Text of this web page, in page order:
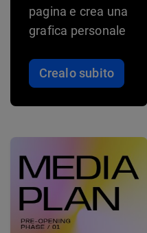
pagina e crea una
grafica personale
Crealo subito